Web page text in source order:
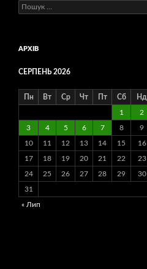
Пошук:
АРХІВ
СЕРПЕНЬ 2026
Пн Вт Ср Чт Пт Сб Нд
1 2
3 4 5 6 7 8 9
10 11 12 13 14 15 16
17 18 19 20 21 22 23
24 25 26 27 28 29 30
31
« Лип